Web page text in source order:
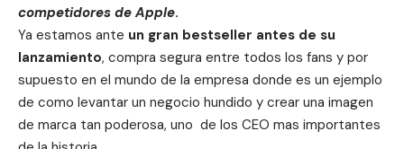
competidores de Apple.
Ya estamos ante un gran bestseller antes de su
lanzamiento, compra segura entre todos los fans y por
supuesto en el mundo de la empresa donde es un ejemplo
de como levantar un negocio hundido y crear una imagen
de marca tan poderosa, uno de los CEO mas importantes